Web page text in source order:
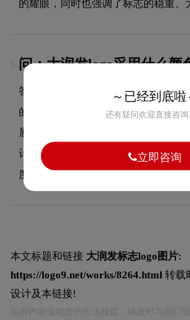
的耀眼，同时也强调了标志的稳重、
6. 问：大润发logo采用什么颜
答：大润发品牌整体使用的色彩方案
的品牌定位，采用多色渐变搭配，营
展现品牌年轻化的态度。这种色彩选
计美学，又能有效吸引目标受众，使
度。
本文标题和链接 大润发标志logo图片:
https://logo9.net/works/8264.html 转载
设计及本链接!
～已经到底啦
还有疑问欢迎直接咨询
立即咨询